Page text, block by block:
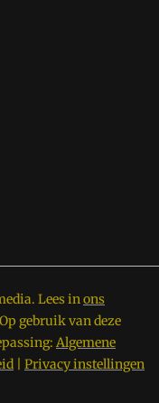
Lees inons
gebruik van deze
Algemene
Privacy instellingen